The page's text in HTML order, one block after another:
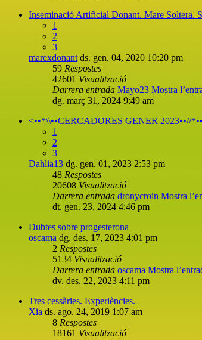
Inseminació Artificial Donant. Mare Soltera.
1
2
3
marexdonant ds. gen. 04, 2020 10:20 pm
59 Respostes
42601 Visualització
Darrera entrada Mayo23 Mostra
dg. març 31, 2024 9:49 am
<••*\\••CERCADORES GENER 2023••//
1
2
3
Dahlia13 dg. gen. 01, 2023 2:53 pm
48 Respostes
20608 Visualització
Darrera entrada dronycroin Mostra
dt. gen. 23, 2024 4:46 pm
Dubtes sobre progesterona
oscama dg. des. 17, 2023 4:01 pm
2 Respostes
5134 Visualització
Darrera entrada oscama Mostra
dv. des. 22, 2023 4:11 pm
Tres cessàries. Experiències.
Xia ds. ago. 24, 2019 1:07 am
8 Respostes
18161 Visualització